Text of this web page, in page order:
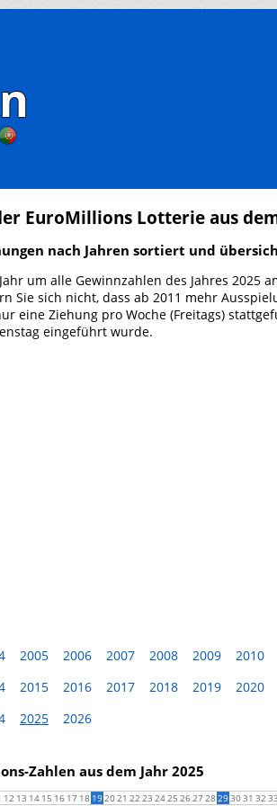
EuroMillions Lotterie aus
nach Jahren sortiert und
um alle Gewinnzahlen des Jahres 2025
Sie sich nicht, dass ab 2011 mehr
eine Ziehung pro Woche (Freitags)
eingeführt wurde.
2005 2006 2007 2008 2009
2010
2015 2016 2017 2018 2019
2020
2025 2026
Zahlen aus dem Jahr 2025
12 13 14 15 16 17 18 192021 22 23 2425 262728 293031 32 33